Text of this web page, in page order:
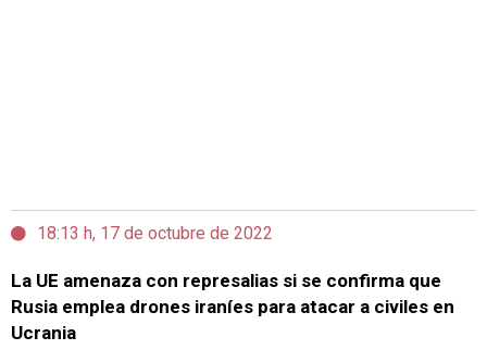
18:13 h, 17 de octubre de 2022
La UE amenaza con represalias si se confirma que
Rusia emplea drones iraníes para atacar a civiles en
Ucrania